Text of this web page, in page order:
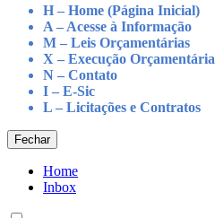
H – Home (Página Inicial)
A – Acesse à Informação
M – Leis Orçamentárias
X – Execução Orçamentária
N – Contato
I – E-Sic
L – Licitações e Contratos
Fechar
Home
Inbox